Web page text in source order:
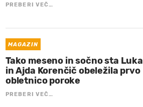
PREBERI VEČ…
MAGAZIN
Tako meseno in sočno sta Luka
in Ajda Korenčič obeležila prvo
obletnico poroke
PREBERI VEČ…